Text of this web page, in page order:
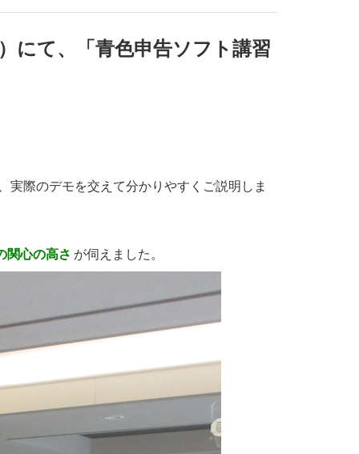
にて、「青色申告ソフト講習
実際のデモを交えて分かりやすくご説明しま
関心の高さ が伺えました。